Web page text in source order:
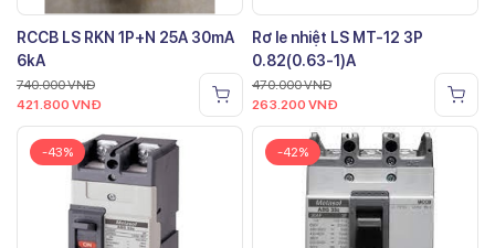
RCCB LS RKN 1P+N 25A 30mA
6kA
740.000VNĐ
421.800 VNĐ
Rơ le nhiệt LS MT-12 3P
0.82(0.63-1)A
470.000VNĐ
263.200 VNĐ
-43% -42%